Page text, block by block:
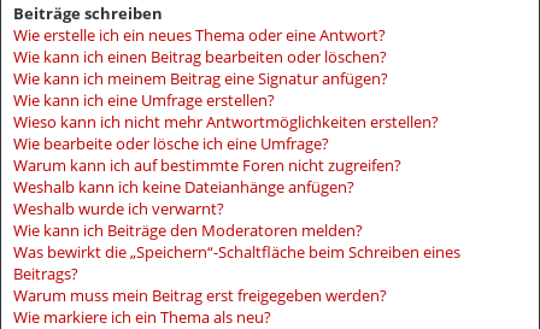
Beiträge schreiben
Wie erstelle ich ein neues Thema oder eine Antwort?
Wie kann ich einen Beitrag bearbeiten oder löschen?
Wie kann ich meinem Beitrag eine Signatur anfügen?
Wie kann ich eine Umfrage erstellen?
Wieso kann ich nicht mehr Antwortmöglichkeiten erstellen?
Wie bearbeite oder lösche ich eine Umfrage?
Warum kann ich auf bestimmte Foren nicht zugreifen?
Weshalb kann ich keine Dateianhänge anfügen?
Weshalb wurde ich verwarnt?
Wie kann ich Beiträge den Moderatoren melden?
Was bewirkt die „Speichern“-Schaltfläche beim Schreiben eines
Beitrags?
Warum muss mein Beitrag erst freigegeben werden?
Wie markiere ich ein Thema als neu?